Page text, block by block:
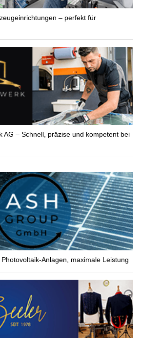
– perfekt für
AG – Schnell, präzise und kompetent bei
Anlagen, maximale Leistung